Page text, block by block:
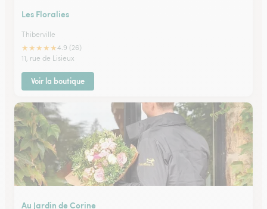
Les Floralies
Thiberville
★★★★★4.9 (26)
11, rue de Lisieux
Voir la boutique
Au Jardin de Corine